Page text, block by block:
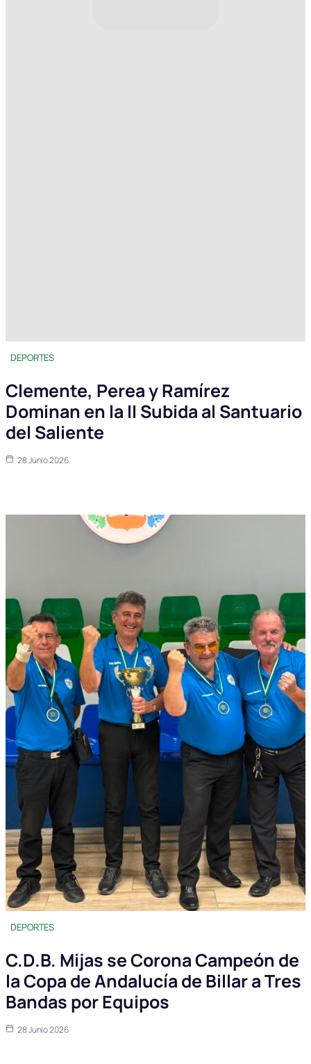
DEPORTES
Clemente, Perea y Ramírez
Dominan en la II Subida al Santuario
del Saliente
28 Junio 2026
DEPORTES
C.D.B. Mijas se Corona Campeón de
la Copa de Andalucía de Billar a Tres
Bandas por Equipos
28 Junio 2026